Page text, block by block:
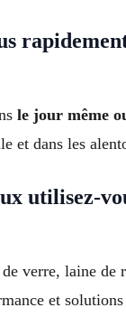
le jour même
et dans les
utilisez-
verre, laine de
et